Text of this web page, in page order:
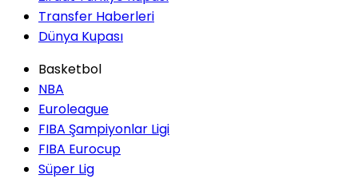
Transfer Haberleri
Dünya Kupası
Basketbol
NBA
Euroleague
FIBA Şampiyonlar Ligi
FIBA Eurocup
Süper Lig